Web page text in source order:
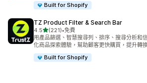
Built for Shopify
TZ Product Filter & Search Bar
4.5滿分 5 顆星
(221)
共有 221 則評價
•免費
用產品篩選、智慧搜尋列、排序、搜尋分析和
化商品探索體驗，幫助顧客更快購買，提升轉
Built for Shopify